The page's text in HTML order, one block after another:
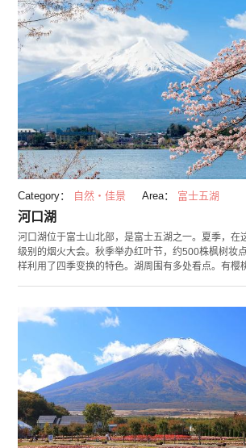
Category： 自然・佳景 Area： 富士五湖
河口湖
河口湖位于富士山北部，是富士五湖之一。夏季，在
级别的烟火大会。秋季举办红叶节，约500株枫树妆
样利用了四季变换的特色。湖周围有多处看点。有樱
幼，一年之中都可以玩乐其中。